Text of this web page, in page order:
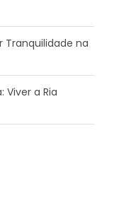
Tranquilidade na
a Ria